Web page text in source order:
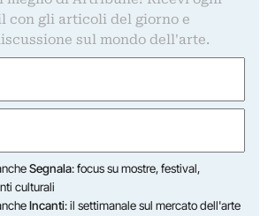
con gli articoli del giorno e
sul mondo dell'arte.
Segnala: focus su mostre, festival,
culturali
Incanti: il settimanale sul mercato dell'arte